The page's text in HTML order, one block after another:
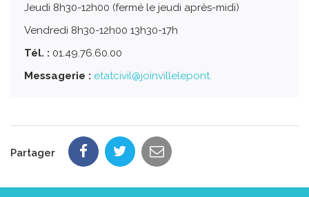
Jeudi 8h30-12h00 (fermé le jeudi après-midi)
Vendredi 8h30-12h00 13h30-17h
Tél. : 01.49.76.60.00
Messagerie : etatcivil@joinvillelepont.
Partager